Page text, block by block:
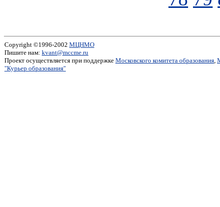
Copyright ©1996-2002 МЦНМО
Пишите нам: kvant@mccme.ru
Проект осуществляется при поддержке Московского комитета образования,
"Курьер образования"